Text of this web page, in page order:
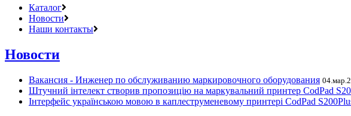
Каталог
Новости
Наши контакты
Новости
Вакансия - Инженер по обслуживанию маркировочного оборудования
Штучний інтелект створив пропозицію на маркувальний принтер CodPad
Інтерфейс українською мовою в каплеструменевому принтері CodPad